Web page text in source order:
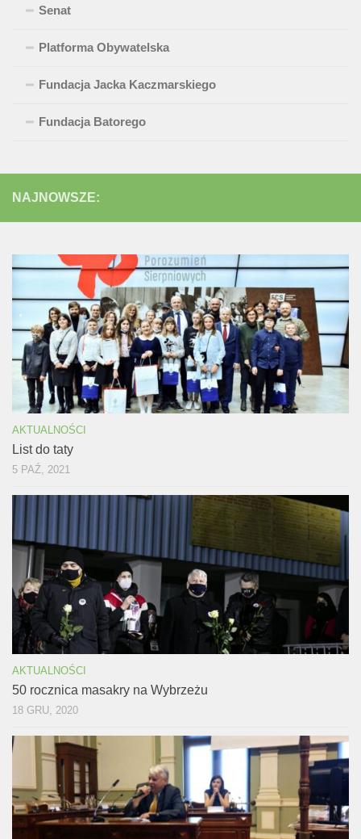
Senat
Platforma Obywatelska
Fundacja Jacka Kaczmarskiego
Fundacja Batorego
NAJNOWSZE:
AKTUALNOŚCI
List do taty
5 PAŹ, 2021
AKTUALNOŚCI
50 rocznica masakry na Wybrzeżu
18 GRU, 2020